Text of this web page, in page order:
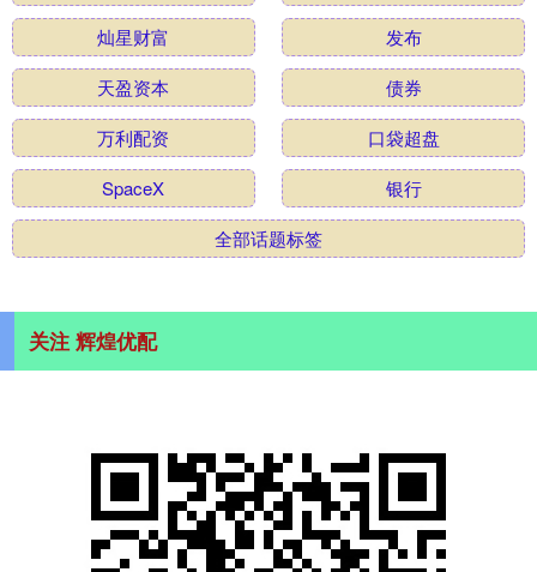
灿星财富
发布
天盈资本
债券
万利配资
口袋超盘
SpaceX
银行
全部话题标签
关注 辉煌优配